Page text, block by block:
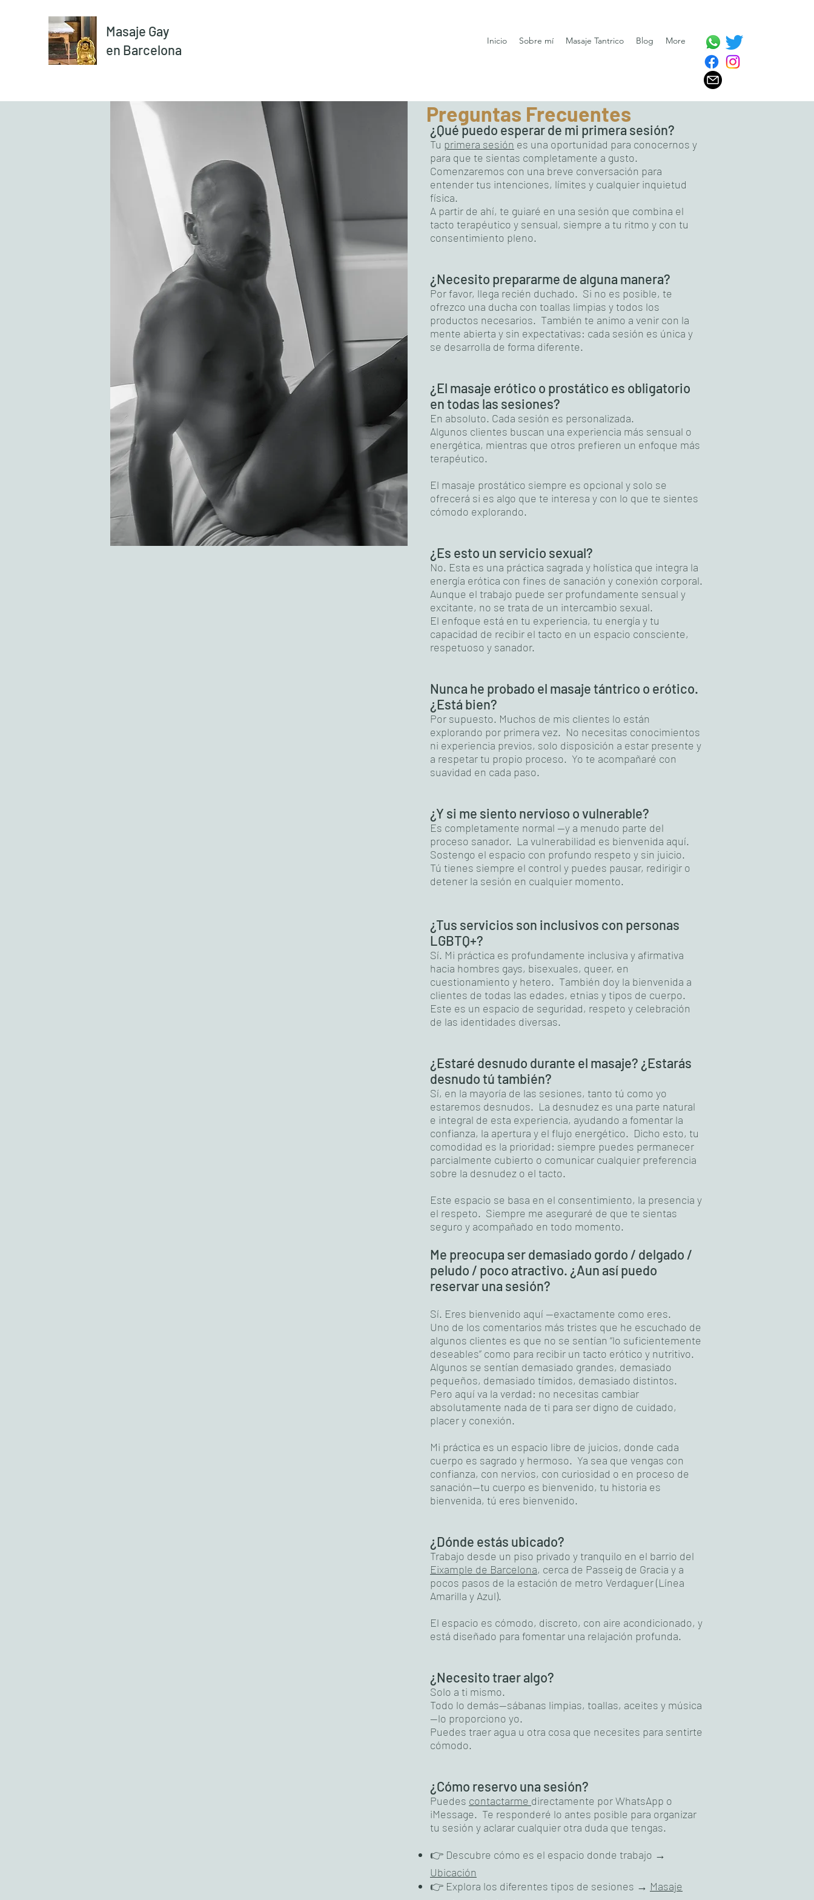
Masaje Gay
en Barcelona
Inicio Sobre mí Masaje Tantrico Blog More
Preguntas Frecuentes
¿Qué puedo esperar de mi primera sesión?
Tu primera sesión es una oportunidad para conocernos y
para que te sientas completamente a gusto.
Comenzaremos con una breve conversación para
entender tus intenciones, límites y cualquier inquietud
física.
A partir de ahí, te guiaré en una sesión que combina el
tacto terapéutico y sensual, siempre a tu ritmo y con tu
consentimiento pleno.
¿Necesito prepararme de alguna manera?
Por favor, llega recién duchado. Si no es posible, te
ofrezco una ducha con toallas limpias y todos los
productos necesarios. También te animo a venir con la
mente abierta y sin expectativas: cada sesión es única y
se desarrolla de forma diferente.
¿El masaje erótico o prostático es obligatorio
en todas las sesiones?
En absoluto. Cada sesión es personalizada.
Algunos clientes buscan una experiencia más sensual o
energética, mientras que otros prefieren un enfoque más
terapéutico.
El masaje prostático siempre es opcional y solo se
ofrecerá si es algo que te interesa y con lo que te sientes
cómodo explorando.
¿Es esto un servicio sexual?
No. Esta es una práctica sagrada y holística que integra la
energía erótica con fines de sanación y conexión corporal.
Aunque el trabajo puede ser profundamente sensual y
excitante, no se trata de un intercambio sexual.
El enfoque está en tu experiencia, tu energía y tu
capacidad de recibir el tacto en un espacio consciente,
respetuoso y sanador.
Nunca he probado el masaje tántrico o erótico.
¿Está bien?
Por supuesto. Muchos de mis clientes lo están
explorando por primera vez. No necesitas conocimientos
ni experiencia previos, solo disposición a estar presente y
a respetar tu propio proceso. Yo te acompañaré con
suavidad en cada paso.
¿Y si me siento nervioso o vulnerable?
Es completamente normal —y a menudo parte del
proceso sanador. La vulnerabilidad es bienvenida aquí.
Sostengo el espacio con profundo respeto y sin juicio.
Tú tienes siempre el control y puedes pausar, redirigir o
detener la sesión en cualquier momento.
¿Tus servicios son inclusivos con personas
LGBTQ+?
Sí. Mi práctica es profundamente inclusiva y afirmativa
hacia hombres gays, bisexuales, queer, en
cuestionamiento y hetero. También doy la bienvenida a
clientes de todas las edades, etnias y tipos de cuerpo.
Este es un espacio de seguridad, respeto y celebración
de las identidades diversas.
¿Estaré desnudo durante el masaje? ¿Estarás
desnudo tú también?
Sí, en la mayoría de las sesiones, tanto tú como yo
estaremos desnudos. La desnudez es una parte natural
e integral de esta experiencia, ayudando a fomentar la
confianza, la apertura y el flujo energético. Dicho esto, tu
comodidad es la prioridad: siempre puedes permanecer
parcialmente cubierto o comunicar cualquier preferencia
sobre la desnudez o el tacto.
Este espacio se basa en el consentimiento, la presencia y
el respeto. Siempre me aseguraré de que te sientas
seguro y acompañado en todo momento.
Me preocupa ser demasiado gordo / delgado /
peludo / poco atractivo. ¿Aun así puedo
reservar una sesión?
Sí. Eres bienvenido aquí —exactamente como eres.
Uno de los comentarios más tristes que he escuchado de
algunos clientes es que no se sentían “lo suficientemente
deseables” como para recibir un tacto erótico y nutritivo.
Algunos se sentían demasiado grandes, demasiado
pequeños, demasiado tímidos, demasiado distintos.
Pero aquí va la verdad: no necesitas cambiar
absolutamente nada de ti para ser digno de cuidado,
placer y conexión.
Mi práctica es un espacio libre de juicios, donde cada
cuerpo es sagrado y hermoso. Ya sea que vengas con
confianza, con nervios, con curiosidad o en proceso de
sanación—tu cuerpo es bienvenido, tu historia es
bienvenida, tú eres bienvenido.
¿Dónde estás ubicado?
Trabajo desde un piso privado y tranquilo en el barrio del
Eixample de Barcelona, cerca de Passeig de Gracia y a
pocos pasos de la estación de metro Verdaguer (Línea
Amarilla y Azul).
El espacio es cómodo, discreto, con aire acondicionado, y
está diseñado para fomentar una relajación profunda.
¿Necesito traer algo?
Solo a ti mismo.
Todo lo demás—sábanas limpias, toallas, aceites y música
—lo proporciono yo.
Puedes traer agua u otra cosa que necesites para sentirte
cómodo.
¿Cómo reservo una sesión?
Puedes contactarme directamente por WhatsApp o
iMessage. Te responderé lo antes posible para organizar
tu sesión y aclarar cualquier otra duda que tengas.
👉 Descubre cómo es el espacio donde trabajo →
Ubicación
👉 Explora los diferentes tipos de sesiones → Masaje